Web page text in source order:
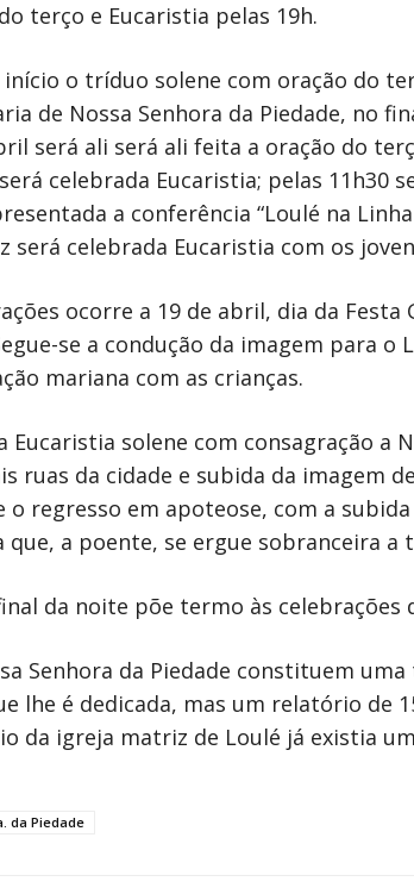
terço e Eucaristia pelas 19h.
o tríduo solene com oração do
de Nossa Senhora da Piedade, no
será ali será ali feita a oração do
celebrada Eucaristia; pelas 11h30
a conferência “Loulé na
será celebrada Eucaristia com os
ocorre a 19 de abril, dia da
se a condução da imagem para
mariana com as crianças.
Eucaristia solene com consagração
ruas da cidade e subida da imagem
o regresso em apoteose, com a
a poente, se ergue sobranceira a
da noite põe termo às celebrações
Senhora da Piedade constituem
lhe é dedicada, mas um relatório de
da igreja matriz de Loulé já existia
da Piedade